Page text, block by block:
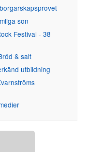
son
Festival - 38
& salt
utbildning